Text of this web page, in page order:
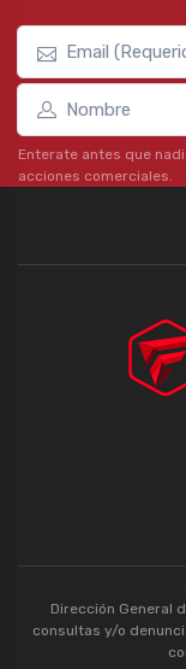
Enterate antes que
acciones comerciales.
Dirección General
consultas y/o